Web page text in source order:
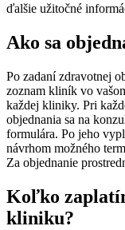
ďalšie užitočné
Ako sa
Po zadaní zdravotnej
zoznam kliník vo
každej kliniky. Pri
objednania sa na
formulára. Po jeho
návrhom možného
Za objednanie
Koľko
kliniku?